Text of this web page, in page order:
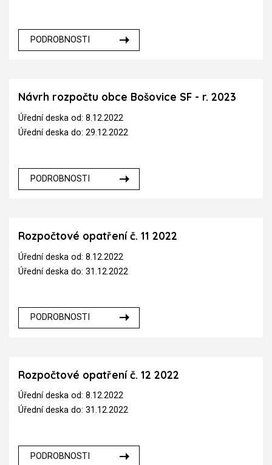
PODROBNOSTI
Návrh rozpočtu obce Bošovice SF - r. 2023
Úřední deska od: 8.12.2022
Úřední deska do: 29.12.2022
PODROBNOSTI
Rozpočtové opatření č. 11 2022
Úřední deska od: 8.12.2022
Úřední deska do: 31.12.2022
PODROBNOSTI
Rozpočtové opatření č. 12 2022
Úřední deska od: 8.12.2022
Úřední deska do: 31.12.2022
PODROBNOSTI